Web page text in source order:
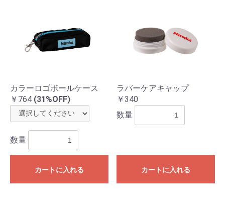
カラーロゴボールケース
￥764 (31%OFF)
数量
カートに入れる
ラバーケアキャップ
￥340
数量
カートに入れる